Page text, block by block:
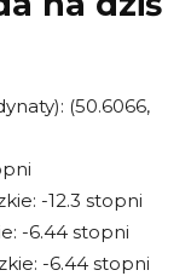
(50.6066,
-12.3 stopni
-6.44 stopni
-6.44 stopni